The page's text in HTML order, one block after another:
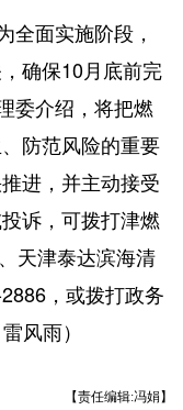
面实施阶段，
确保10月底前完
委介绍，将把燃
防范风险的重要
进，并主动接受
诉，可拨打津燃
天津泰达滨海清
，或拨打政务
风雨）
【责任编辑:冯娟】